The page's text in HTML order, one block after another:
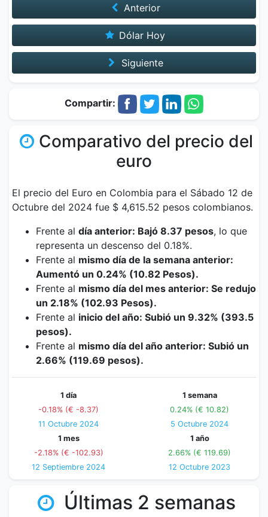
Anterior
Dólar Hoy
Siguiente
Compartir:
Comparativo del precio del
euro
El precio del Euro en Colombia para el Sábado 12 de
Octubre del 2024 fue $ 4,615.52 pesos colombianos.
Frente al día anterior: Bajó 8.37 pesos, lo que
representa un descenso del 0.18%.
Frente al mismo día de la semana anterior:
Aumentó un 0.24% (10.82 Pesos).
Frente al mismo día del mes anterior: Se redujo
un 2.18% (102.93 Pesos).
Frente al inicio del año: Subió un 9.32% (393.5
pesos).
Frente al mismo día del año anterior: Subió un
2.66% (119.69 pesos).
1 día
-0.18% (€ -8.37)
11 Octubre 2024
1 semana
0.24% (€ 10.82)
5 Octubre 2024
1 mes
-2.18% (€ -102.93)
12 Septiembre 2024
1 año
2.66% (€ 119.69)
12 Octubre 2023
Últimas 2 semanas